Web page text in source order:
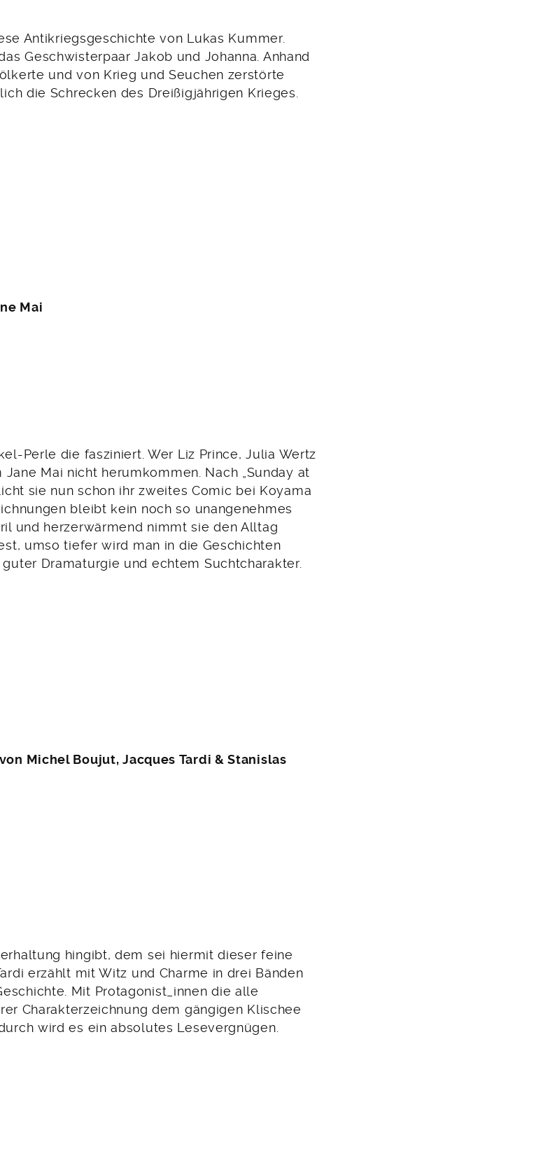
Antikriegsgeschichte von Lukas Kummer.
Geschwisterpaar Jakob und Johanna. Anhand
und von Krieg und Seuchen zerstörte
die Schrecken des Dreißigjährigen Krieges.
Mai
Perle die fasziniert. Wer Liz Prince, Julia Wertz
Mai nicht herumkommen. Nach „Sunday at
sie nun schon ihr zweites Comic bei Koyama
bleibt kein noch so unangenehmes
und herzerwärmend nimmt sie den Alltag
umso tiefer wird man in die Geschichten
Dramaturgie und echtem Suchtcharakter.
von Michel Boujut, Jacques Tardi & Stanislas
hingibt, dem sei hiermit dieser feine
erzählt mit Witz und Charme in drei Bänden
Mit Protagonist_innen die alle
Charakterzeichnung dem gängigen Klischee
wird es ein absolutes Lesevergnügen.